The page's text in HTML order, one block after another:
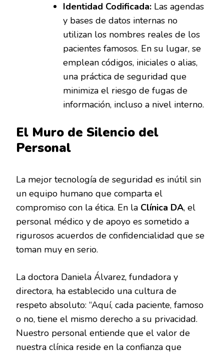
Identidad Codificada: Las agendas
y bases de datos internas no
utilizan los nombres reales de los
pacientes famosos. En su lugar, se
emplean códigos, iniciales o alias,
una práctica de seguridad que
minimiza el riesgo de fugas de
información, incluso a nivel interno.
El Muro de Silencio del
Personal
La mejor tecnología de seguridad es inútil sin
un equipo humano que comparta el
compromiso con la ética. En la Clínica DA, el
personal médico y de apoyo es sometido a
rigurosos acuerdos de confidencialidad que se
toman muy en serio.
La doctora Daniela Álvarez, fundadora y
directora, ha establecido una cultura de
respeto absoluto: “Aquí, cada paciente, famoso
o no, tiene el mismo derecho a su privacidad.
Nuestro personal entiende que el valor de
nuestra clínica reside en la confianza que